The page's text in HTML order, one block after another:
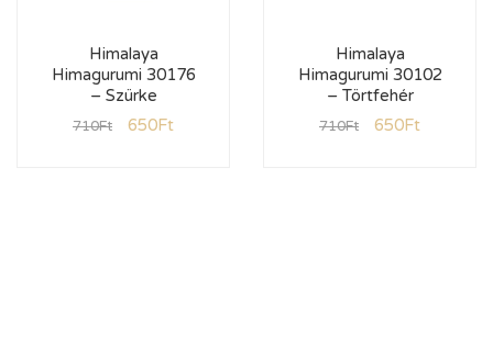
Himalaya
Himagurumi 30176
– Szürke
710Ft 650Ft
Himalaya
Himagurumi 30102
– Törtfehér
710Ft 650Ft